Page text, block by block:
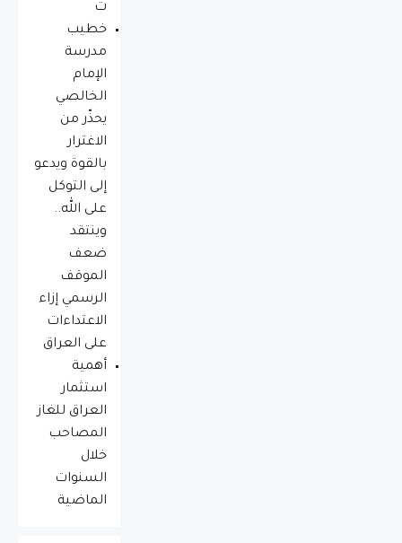
ت
خطيب
مدرسة
الإمام
الخالصي
يحذّر من
الاغترار
بالقوة ويدعو
إلى التوكل
على الله..
وينتقد
ضعف
الموقف
الرسمي إزاء
الاعتداءات
على العراق
أهمية
استثمار
العراق للغاز
المصاحب
خلال
السنوات
الماضية